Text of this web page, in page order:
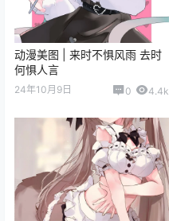
动漫美图 | 来时不惧风雨 去时
何惧人言
24年10月9日 0 4.4k